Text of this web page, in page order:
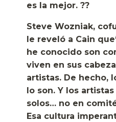
es la mejor. ??
Steve Wozniak,
le reveló a Cain
he conocido son
viven en sus
artistas. De hecho,
lo son. Y los
solos… no en
Esa cultura